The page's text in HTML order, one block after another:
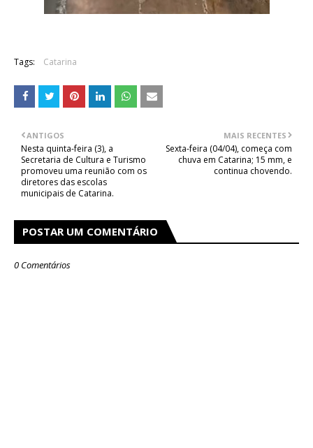
Tags: Catarina
MAIS RECENTES
Sexta-feira (04/04), começa com
chuva em Catarina; 15 mm, e
continua chovendo.
ANTIGOS
Nesta quinta-feira (3), a
Secretaria de Cultura e Turismo
promoveu uma reunião com os
diretores das escolas
municipais de Catarina.
POSTAR UM COMENTÁRIO
0 Comentários